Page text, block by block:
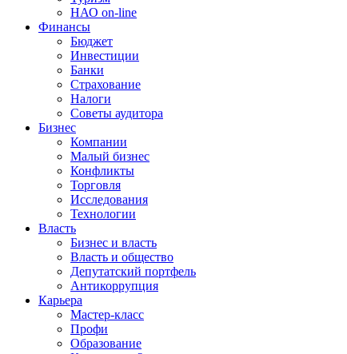
НАО on-line
Финансы
Бюджет
Инвестиции
Банки
Страхование
Налоги
Советы аудитора
Бизнес
Компании
Малый бизнес
Конфликты
Торговля
Исследования
Технологии
Власть
Бизнес и власть
Власть и общество
Депутатский портфель
Антикоррупция
Карьера
Мастер-класс
Профи
Образование